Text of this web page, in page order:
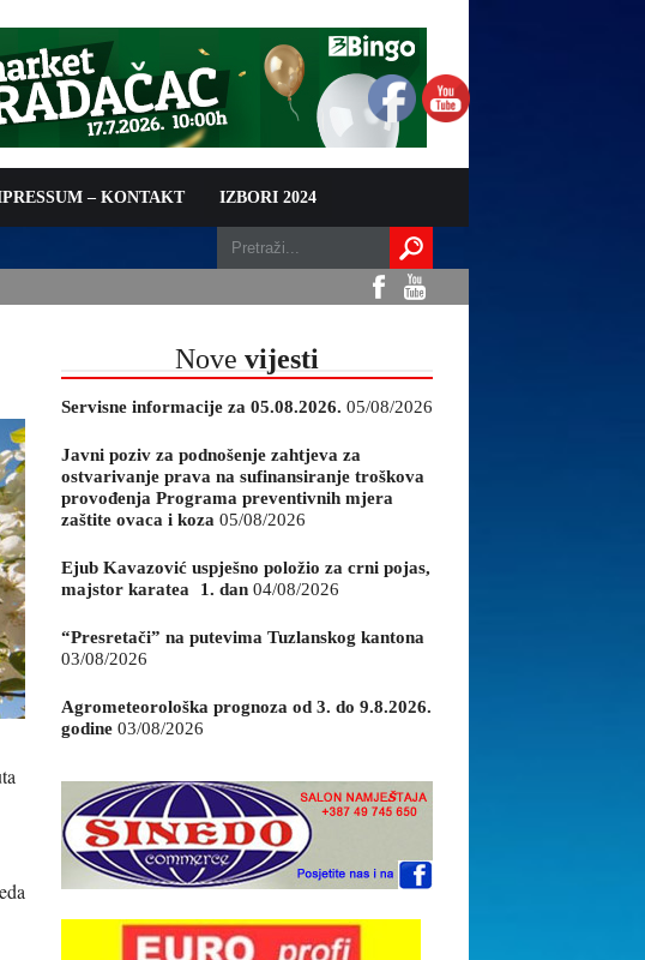
– KONTAKT IZBORI 2024
Nove vijesti
Servisne informacije za 05.08.2026. 05/08/2026
Javni poziv za podnošenje zahtjeva za
ostvarivanje prava na sufinansiranje troškova
provođenja Programa preventivnih mjera
zaštite ovaca i koza 05/08/2026
Ejub Kavazović uspješno položio za crni pojas,
majstor karatea 1. dan 04/08/2026
“Presretači” na putevima Tuzlanskog kantona
03/08/2026
Agrometeorološka prognoza od 3. do 9.8.2026.
godine 03/08/2026